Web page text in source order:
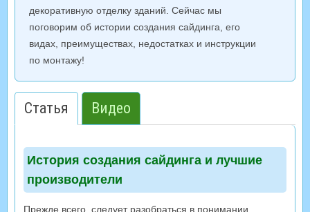
декоративную отделку зданий. Сейчас мы
поговорим об истории создания сайдинга, его
видах, преимуществах, недостатках и инструкции
по монтажу!
Статья Видео
История создания сайдинга и лучшие
производители
Прежде всего, следует разобраться в понимании